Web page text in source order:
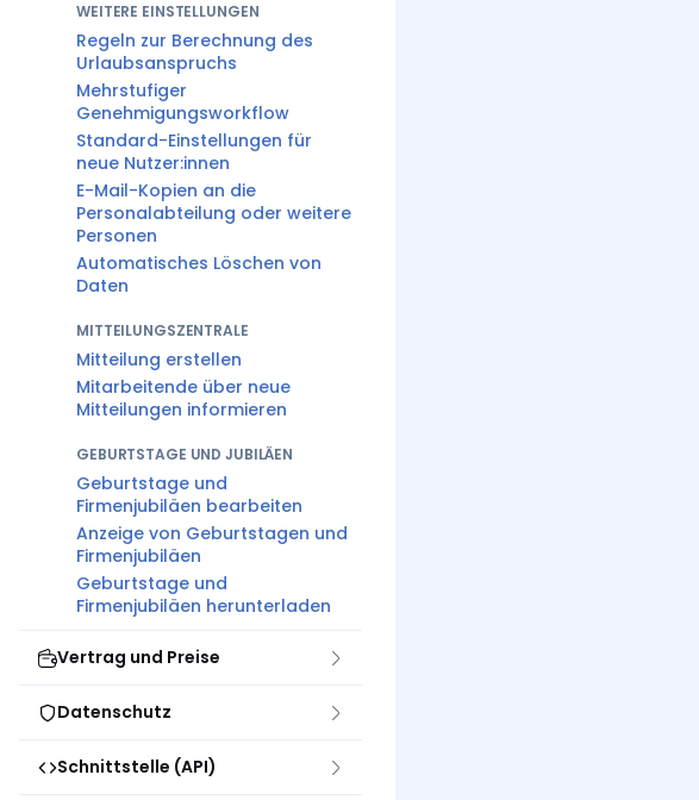
WEITERE EINSTELLUNGEN
Regeln zur Berechnung des
Urlaubsanspruchs
Mehrstufiger
Genehmigungsworkflow
Standard-Einstellungen für
neue Nutzer:innen
E-Mail-Kopien an die
Personalabteilung oder weitere
Personen
Automatisches Löschen von
Daten
MITTEILUNGSZENTRALE
Mitteilung erstellen
Mitarbeitende über neue
Mitteilungen informieren
GEBURTSTAGE UND JUBILÄEN
Geburtstage und
Firmenjubiläen bearbeiten
Anzeige von Geburtstagen und
Firmenjubiläen
Geburtstage und
Firmenjubiläen herunterladen
Vertrag und Preise
Datenschutz
Schnittstelle (API)